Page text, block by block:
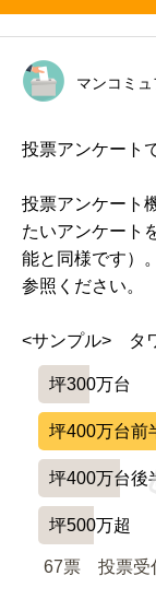
マンコミ
投票アンケート
投票アンケート
たいアンケート
能と同様です）
参照ください。
<サンプル>　タ
坪300万台
坪400万台前
坪400万台後
坪500万超
67票 投票受